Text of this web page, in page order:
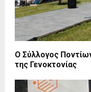
Ο Σύλλογος
της Γενοκτονίας